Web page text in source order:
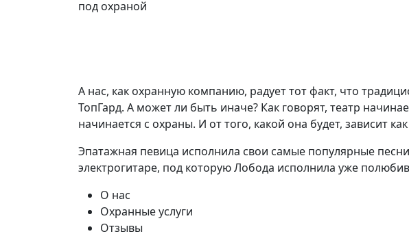
А нас, как охранную компанию, радует тот факт, что
ТопГард. А может ли быть иначе? Как говорят, театр
начинается с охраны. И от того, какой она будет, зависит
Эпатажная певица исполнила свои самые популярные
электрогитаре, под которую Лобода исполнила уже
О нас
Охранные услуги
Отзывы